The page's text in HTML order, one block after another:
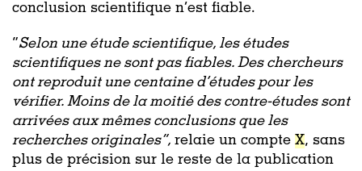
conclusion scientifique n’est fiable.
“Selon une étude scientifique, les études
scientifiques ne sont pas fiables. Des chercheurs
ont reproduit une centaine d’études pour les
vérifier. Moins de la moitié des contre-études sont
arrivées aux mêmes conclusions que les
recherches originales”, relaie un compte X, sans
plus de précision sur le reste de la publication